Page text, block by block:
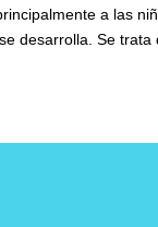
a las
desarrolla. Se trata